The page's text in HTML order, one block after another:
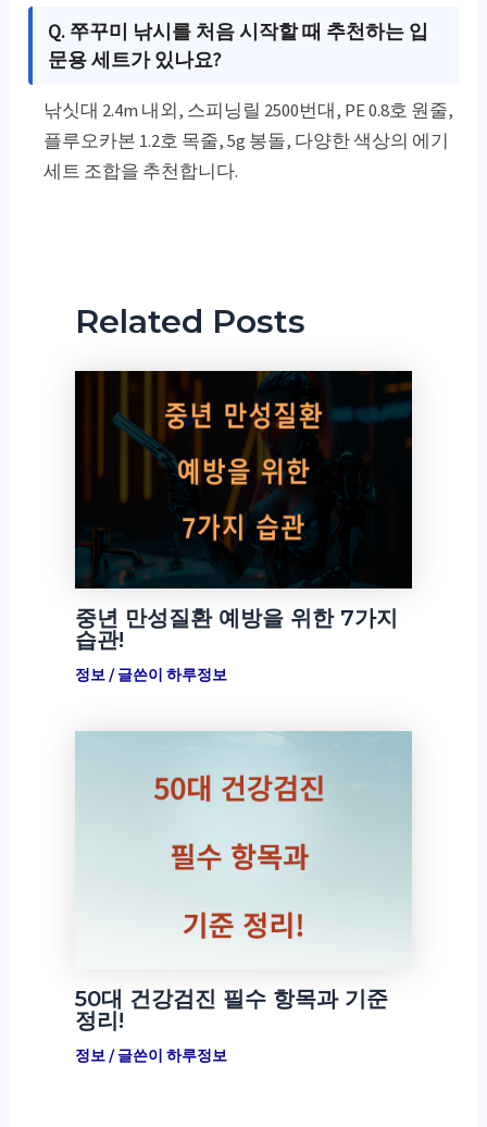
Q. 쭈꾸미 낚시를 처음 시작할 때 추천하는 입
문용 세트가 있나요?
낚싯대 2.4m 내외, 스피닝릴 2500번대, PE 0.8호 원줄,
플루오카본 1.2호 목줄, 5g 봉돌, 다양한 색상의 에기
세트 조합을 추천합니다.
Related Posts
중년 만성질환 예방을 위한 7가지
습관!
정보/ 글쓴이 하루정보
50대 건강검진 필수 항목과 기준
정리!
정보/ 글쓴이 하루정보